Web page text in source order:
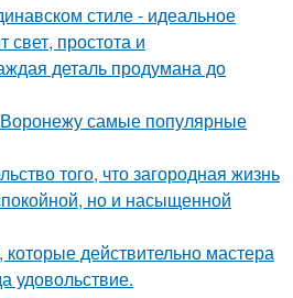
стиле - идеальное
свет, простота и
деталь продумана до
Воронежу самые популярные
того, что загородная жизнь
но и насыщенной
действительно мастера
удовольствие.